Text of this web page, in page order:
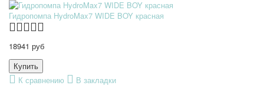
Гидропомпа HydroMax7 WIDE BOY красная
18941 руб
К сравнению
В закладки